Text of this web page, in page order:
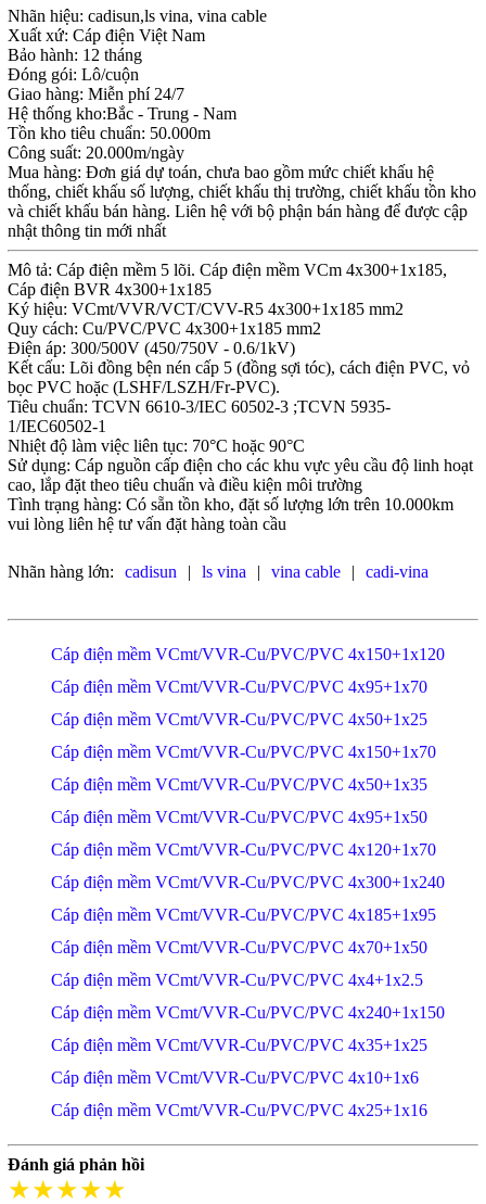
Nhãn hiệu: cadisun,ls vina, vina cable
Xuất xứ: Cáp điện Việt Nam
Bảo hành: 12 tháng
Đóng gói: Lô/cuộn
Giao hàng: Miễn phí 24/7
Hệ thống kho:Bắc - Trung - Nam
Tồn kho tiêu chuẩn: 50.000m
Công suất: 20.000m/ngày
Mua hàng: Đơn giá dự toán, chưa bao gồm mức chiết khấu hệ
thống, chiết khấu số lượng, chiết khấu thị trường, chiết khấu tồn kho
và chiết khấu bán hàng. Liên hệ với bộ phận bán hàng để được cập
nhật thông tin mới nhất
Mô tả: Cáp điện mềm 5 lõi. Cáp điện mềm VCm 4x300+1x185,
Cáp điện BVR 4x300+1x185
Ký hiệu: VCmt/VVR/VCT/CVV-R5 4x300+1x185 mm2
Quy cách: Cu/PVC/PVC 4x300+1x185 mm2
Điện áp: 300/500V (450/750V - 0.6/1kV)
Kết cấu: Lõi đồng bện nén cấp 5 (đồng sợi tóc), cách điện PVC, vỏ
bọc PVC hoặc (LSHF/LSZH/Fr-PVC).
Tiêu chuẩn: TCVN 6610-3/IEC 60502-3 ;TCVN 5935-
1/IEC60502-1
Nhiệt độ làm việc liên tục: 70°C hoặc 90°C
Sử dụng: Cáp nguồn cấp điện cho các khu vực yêu cầu độ linh hoạt
cao, lắp đặt theo tiêu chuẩn và điều kiện môi trường
Tình trạng hàng: Có sẵn tồn kho, đặt số lượng lớn trên 10.000km
vui lòng liên hệ tư vấn đặt hàng toàn cầu
Nhãn hàng lớn: cadisun | ls vina | vina cable | cadi-vina
Cáp điện mềm VCmt/VVR-Cu/PVC/PVC 4x150+1x120
Cáp điện mềm VCmt/VVR-Cu/PVC/PVC 4x95+1x70
Cáp điện mềm VCmt/VVR-Cu/PVC/PVC 4x50+1x25
Cáp điện mềm VCmt/VVR-Cu/PVC/PVC 4x150+1x70
Cáp điện mềm VCmt/VVR-Cu/PVC/PVC 4x50+1x35
Cáp điện mềm VCmt/VVR-Cu/PVC/PVC 4x95+1x50
Cáp điện mềm VCmt/VVR-Cu/PVC/PVC 4x120+1x70
Cáp điện mềm VCmt/VVR-Cu/PVC/PVC 4x300+1x240
Cáp điện mềm VCmt/VVR-Cu/PVC/PVC 4x185+1x95
Cáp điện mềm VCmt/VVR-Cu/PVC/PVC 4x70+1x50
Cáp điện mềm VCmt/VVR-Cu/PVC/PVC 4x4+1x2.5
Cáp điện mềm VCmt/VVR-Cu/PVC/PVC 4x240+1x150
Cáp điện mềm VCmt/VVR-Cu/PVC/PVC 4x35+1x25
Cáp điện mềm VCmt/VVR-Cu/PVC/PVC 4x10+1x6
Cáp điện mềm VCmt/VVR-Cu/PVC/PVC 4x25+1x16
Đánh giá phản hồi
★★★★★